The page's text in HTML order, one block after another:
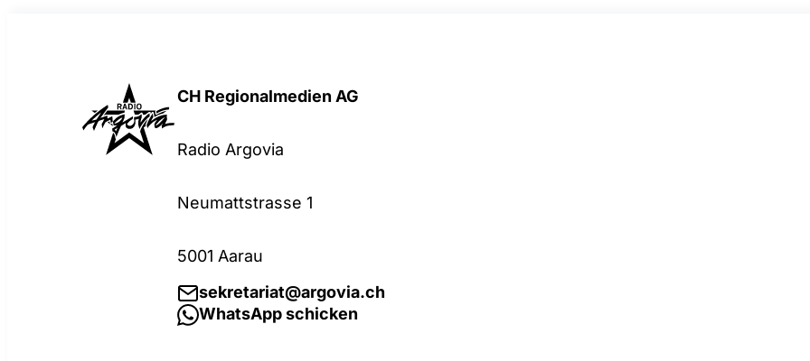
CH Regionalmedien AG
Radio Argovia
Neumattstrasse 1
5001 Aarau
sekretariat@argovia.ch
WhatsApp schicken